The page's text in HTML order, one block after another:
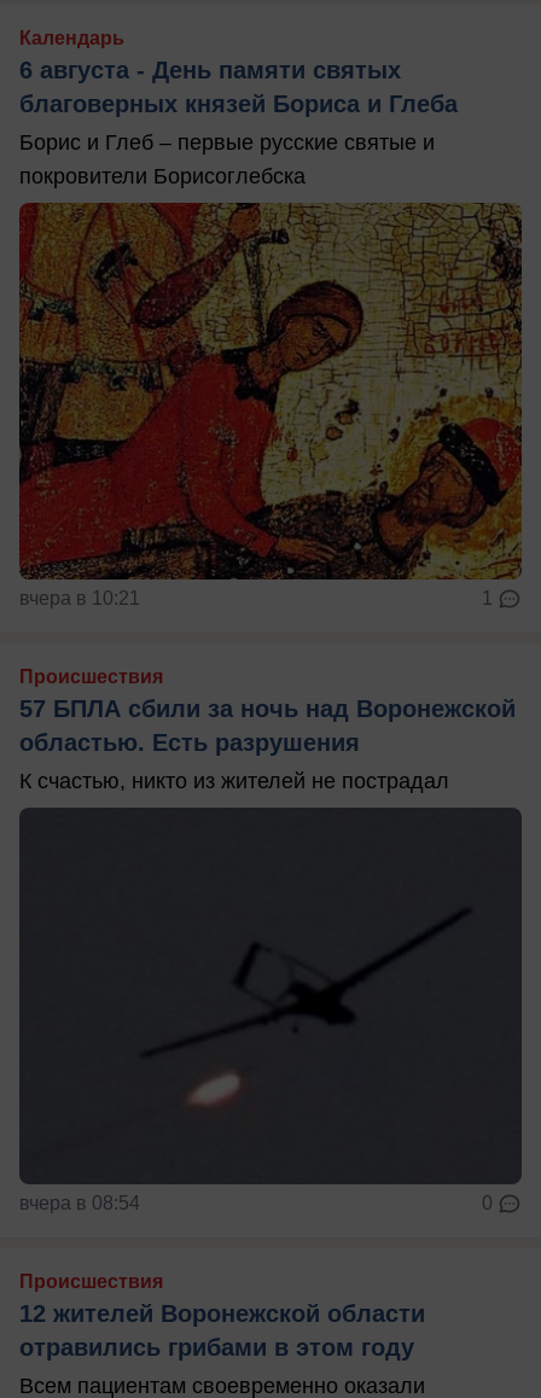
Календарь
6 августа - День памяти святых
благоверных князей Бориса и Глеба
Борис и Глеб – первые русские святые и
покровители Борисоглебска
вчера в 10:21 1
Происшествия
57 БПЛА сбили за ночь над Воронежской
областью. Есть разрушения
К счастью, никто из жителей не пострадал
вчера в 08:54 0
Происшествия
12 жителей Воронежской области
отравились грибами в этом году
Всем пациентам своевременно оказали